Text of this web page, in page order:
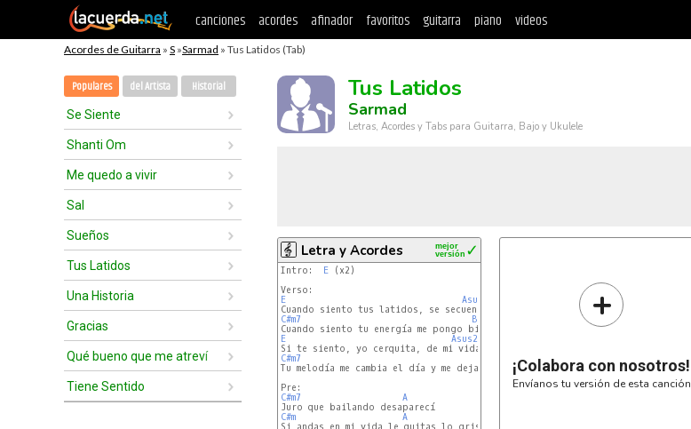
canciones acordes afinador favoritos guitarra piano videos
Acordes de Guitarra » S »Sarmad » Tus Latidos (Tab)
Populares del Artista Historial
Se Siente
Shanti Om
Me quedo a vivir
Sal
Sueños
Tus Latidos
Una Historia
Gracias
Qué bueno que me atreví
Tiene Sentido
Tus Latidos
Sarmad
Letras, Acordes y Tabs para Guitarra, Bajo y Ukulele
Letra y Acordes ✓
mejor
versión
Intro: E (x2)
E
Asus2
C#m7
B
E
Asus2
C#m7
Tu melodía me cambia el día y me deja creer
C#m7
A
C#m
A
+
¡Colabora con nosotros!
Envíanos tu versión de esta canción